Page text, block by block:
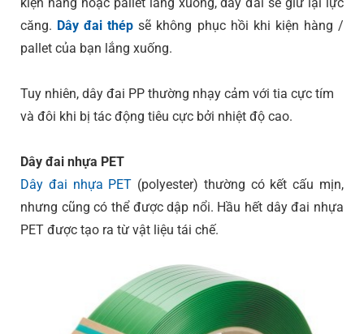
căng. Dây đai thép sẽ không phục hồi khi kiện hàng /
pallet của bạn lắng xuống.
Tuy nhiên, dây đai PP thường nhạy cảm với tia cực tím
và đôi khi bị tác động tiêu cực bởi nhiệt độ cao.
Dây đai nhựa PET
Dây đai nhựa PET (polyester) thường có kết cấu mịn,
nhưng cũng có thể được dập nổi. Hầu hết dây đai nhựa
PET được tạo ra từ vật liệu tái chế.